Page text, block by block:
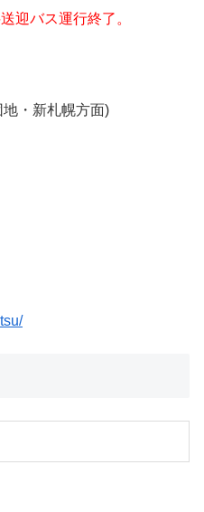
迎バス運行終了。
・新札幌方面)